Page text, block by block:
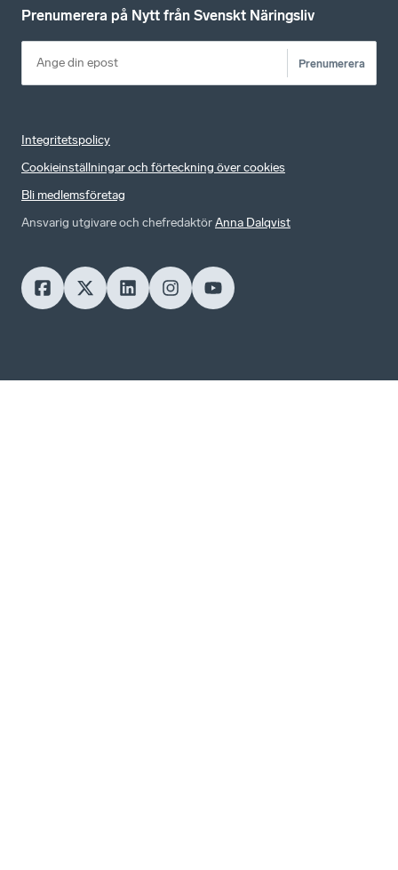
Prenumerera på Nytt från Svenskt Näringsliv
Prenumerera
Integritetspolicy
Cookieinställningar och förteckning över cookies
Bli medlemsföretag
Ansvarig utgivare och chefredaktörAnna Dalqvist